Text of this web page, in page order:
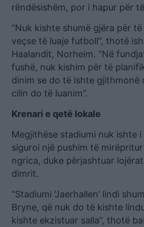
rëndësishëm, por i hapur për
“Nuk kishte shumë gjëra për
veçse të luaje futboll”, thotë
Haalandit, Norheim. “Në
fushë, nuk kishim për të
dinim se do të ishte gjithmonë
cilin do të luanim”.
Krenari e qetë lokale
Megjithëse stadiumi nuk ishte
siguroi një pushim të
ngrica, duke përjashtuar
dimrit.
“Stadiumi ‘Jaerhallen’ lindi
Bryne, që nuk do të kishte
kishte ekzistuar salla”, thotë